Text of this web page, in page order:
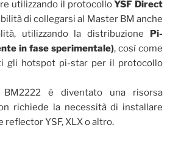
utilizzando il protocolloYSF Direct
di collegarsi al Master BM anche
utilizzando la distribuzione Pi-
in fase sperimentale), così come
gli hotspot pi-star per il protocollo
è diventato una risorsa
richiede la necessità di installare
YSF, XLX o altro.